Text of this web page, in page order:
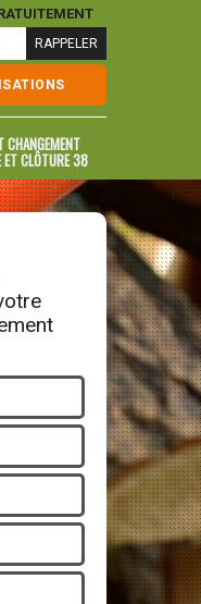
CHANGEMENT
ET CLÔTURE 38